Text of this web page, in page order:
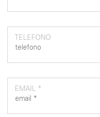
TELEFONO
EMAIL *